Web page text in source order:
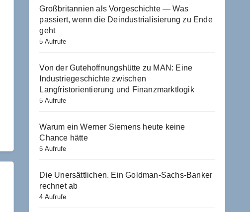
Großbritannien als Vorgeschichte — Was
passiert, wenn die Deindustrialisierung zu Ende
geht
5 Aufrufe
Von der Gutehoffnungshütte zu MAN: Eine
Industriegeschichte zwischen
Langfristorientierung und Finanzmarktlogik
5 Aufrufe
Warum ein Werner Siemens heute keine
Chance hätte
5 Aufrufe
Die Unersättlichen. Ein Goldman-Sachs-Banker
rechnet ab
4 Aufrufe